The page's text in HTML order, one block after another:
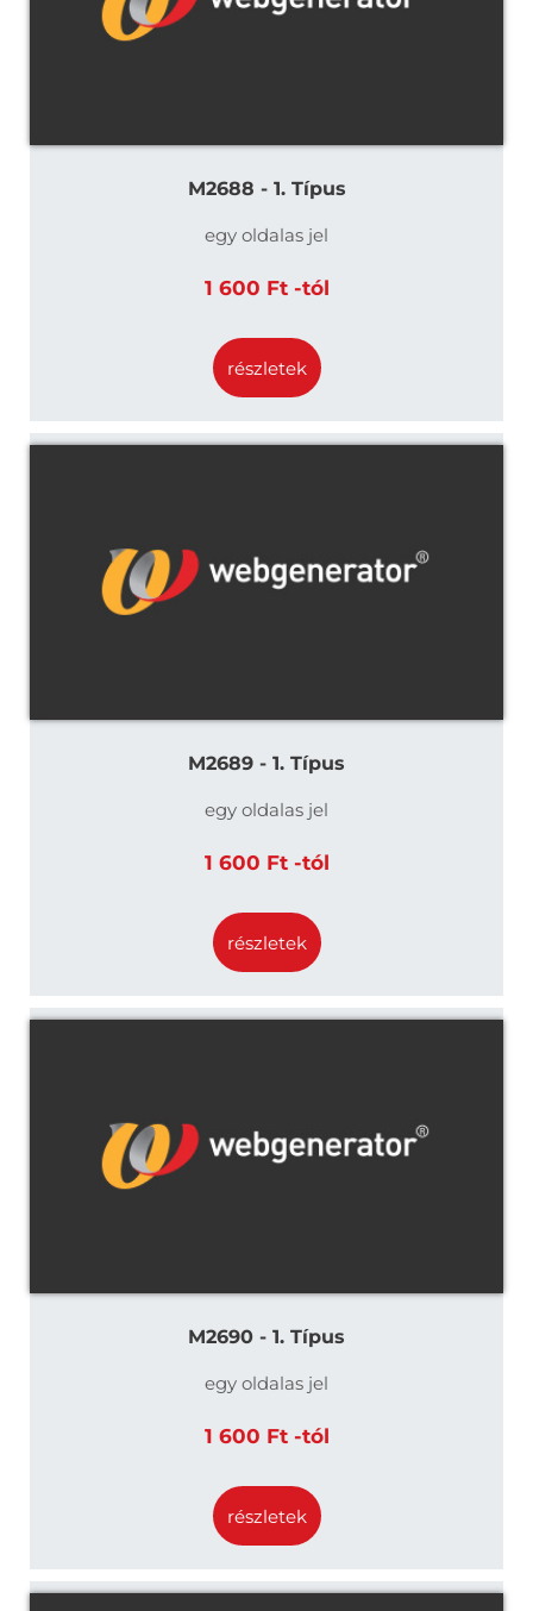
M2688 - 1. Típus
egy oldalas jel
1 600 Ft -tól
részletek
M2689 - 1. Típus
egy oldalas jel
1 600 Ft -tól
részletek
M2690 - 1. Típus
egy oldalas jel
1 600 Ft -tól
részletek